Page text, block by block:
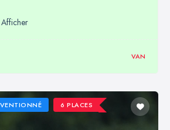
VAN
6 PLACES